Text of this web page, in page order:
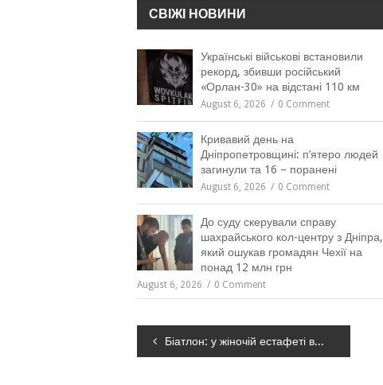
СВІЖІ НОВИНИ
Українські військові встановили
рекорд, збивши російський
«Орлан-30» на відстані 110 км
August 6, 2026 0 Comment
Кривавий день на
Дніпропетровщині: п’ятеро людей
загинули та 16 – поранені
August 6, 2026 0 Comment
До суду скерували справу
шахрайського кол-центру з Дніпра,
який ошукав громадян Чехії на
понад 12 млн грн
August 6, 2026 0 Comment
Навігація
Біатлон: у жіночій естафеті в Обергофі українки фінішували шостими